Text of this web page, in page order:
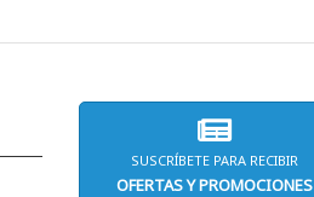
SUSCRÍBETE PARA RECIBIR
OFERTAS Y PROMOCIONES